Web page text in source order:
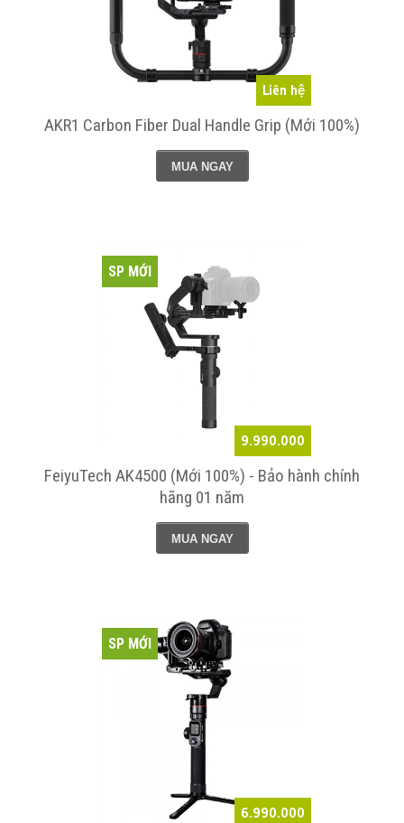
Liên hệ
AKR1 Carbon Fiber Dual Handle Grip (Mới 100%)
MUA NGAY
9.990.000
SP MỚI
FeiyuTech AK4500 (Mới 100%) - Bảo hành chính
hãng 01 năm
MUA NGAY
6.990.000
SP MỚI